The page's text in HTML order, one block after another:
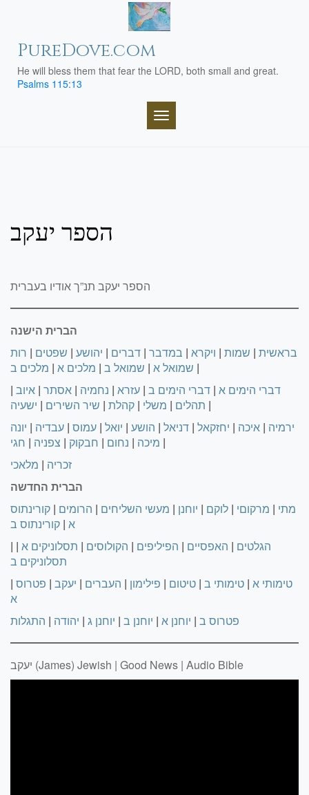
PureDove.com
He will bless them that fear the LORD, both small and great.
Psalms 115:13
TOGGLE NAVIGATION
הספר יעקב
הספר יעקב תנ”ך אודיו בעברית
הברית הישנה
בראשית | שמות | ויקרא | במדבר | דברים | יהושע | שפטים | רות
| שמואל א | שמואל ב | מלכים א | מלכים ב
דברי הימים א | דברי הימים ב | עזרא | נחמיה | אסתר | איוב |
תהלים | משלי | קהלת | שיר השירים | ישעיה
|
ירמיה | איכה | יחזקאל | דניאל | הושע | יואל | עמוס | עבדיה | יונה
| מיכה | נחום | חבקוק | צפניה | חגי
זכריה | מלאכי
הברית החדשה
מתי | מרקוםי | לוקם | יוחנן | מעשי השליחים | הרומים | קורינתוס
א | קורינתוס ב
|
הגלטים | האפסיים | הפיליפים | הקולוסים | תסלוניקים א |
תסלוניקים ב
|
טימותי א | טימותי ב | טיטום | פילימון | העברים | יעקב | פטרוס
א
פטרוס ב | יוחנן א | יוחנן ב | יוחנן ג | יהודה | התגלות
יעקב (James) Jewish | Good News | Audio Bible